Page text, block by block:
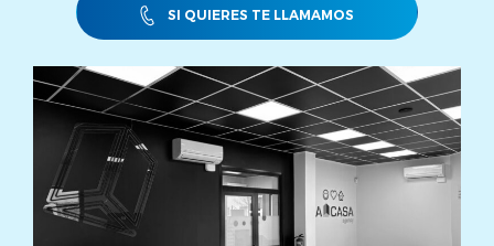
SI QUIERES TE LLAMAMOS